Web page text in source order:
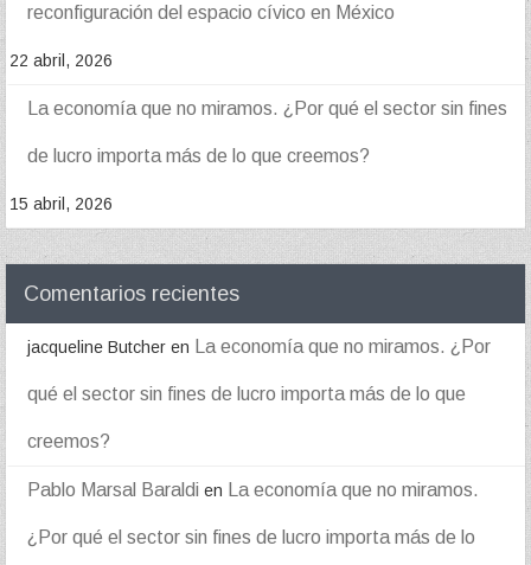
reconfiguración del espacio cívico en México
22 abril, 2026
La economía que no miramos. ¿Por qué el sector sin fines
de lucro importa más de lo que creemos?
15 abril, 2026
Comentarios recientes
jacqueline Butcher en La economía que no miramos. ¿Por
qué el sector sin fines de lucro importa más de lo que
creemos?
Pablo Marsal Baraldi en La economía que no miramos.
¿Por qué el sector sin fines de lucro importa más de lo